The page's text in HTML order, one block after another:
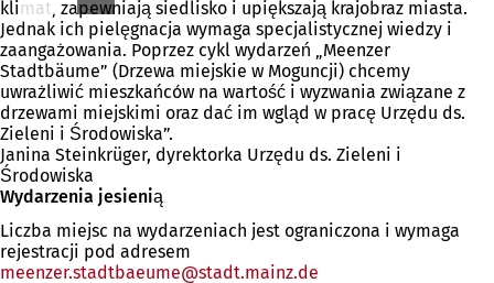
klimat, zapewniają siedlisko i upiększają krajobraz miasta.
Jednak ich pielęgnacja wymaga specjalistycznej wiedzy i
zaangażowania. Poprzez cykl wydarzeń „Meenzer
Stadtbäume” (Drzewa miejskie w Moguncji) chcemy
uwrażliwić mieszkańców na wartość i wyzwania związane z
drzewami miejskimi oraz dać im wgląd w pracę Urzędu ds.
Zieleni i Środowiska”.
Janina Steinkrüger, dyrektorka Urzędu ds. Zieleni i
Środowiska
Wydarzenia jesienią
Liczba miejsc na wydarzeniach jest ograniczona i wymaga
rejestracji pod adresem
meenzer.stadtbaeume
stadt.mainz de